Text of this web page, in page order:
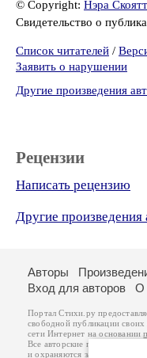
© Copyright: Нэра
Свидетельство о
Список читателей /
Заявить о нарушении
Другие произведения
Рецензии
Написать рецензию
Другие произведения
Авторы
Вход для авторов
О
Портал Стихи.ру
свободной публикации
сети Интернет на основании
Все авторские права на
и охраняются законом .